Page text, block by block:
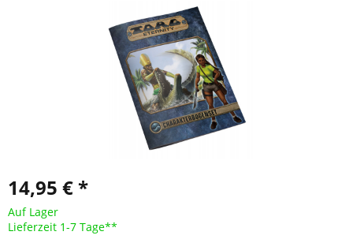
14,95 € *
Auf Lager
Lieferzeit 1-7 Tage**